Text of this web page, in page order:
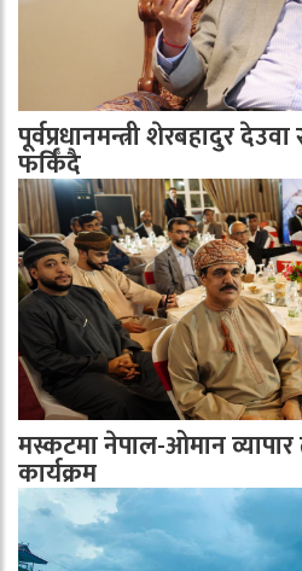
पूर्वप्रधानमन्त्री शेरबहादुर
फर्किँदै
मस्कटमा नेपाल-ओमान व्यापार
कार्यक्रम